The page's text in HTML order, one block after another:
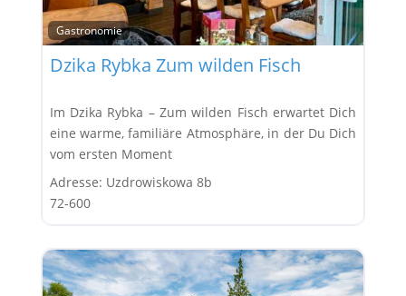
Gastronomie
Dzika Rybka Zum wilden Fisch
Im Dzika Rybka – Zum wilden Fisch erwartet Dich
eine warme, familiäre Atmosphäre, in der Du Dich
vom ersten Moment
Adresse: Uzdrowiskowa 8b
72-600